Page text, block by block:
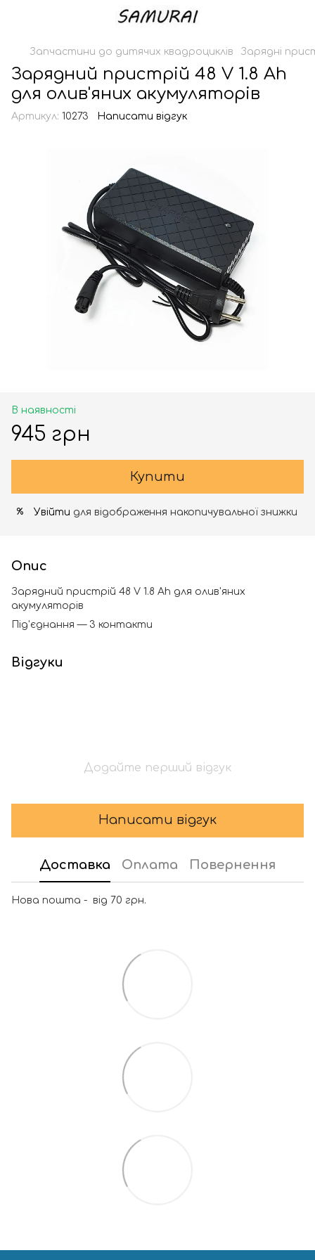
Запчастини до дитячих квадроциклів Зарядні
Зарядний пристрій 48 V 1.8 Ah
для олив'яних акумуляторів
Артикул: 10273 Написати відгук
В наявності
945 грн
Купити
% Увійти для відображення накопичувальної знижки
Опис
Зарядний пристрій 48 V 1.8 Ah для олив'яних
акумуляторів
Під'єднання — 3 контакти
Відгуки
Додайте перший відгук
Написати відгук
Доставка Оплата Повернення
Нова пошта - від 70 грн.